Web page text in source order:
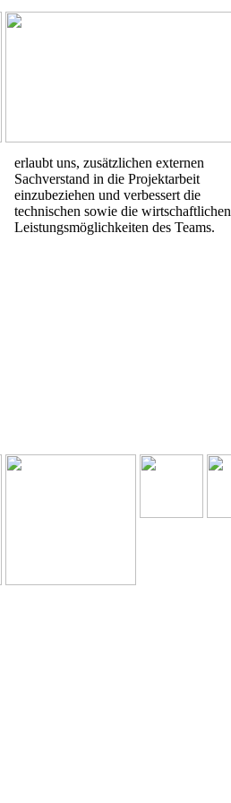
erlaubt uns, zusätzlichen externen
Sachverstand in die Projektarbeit
einzubeziehen und verbessert die
technischen sowie die wirtschaftlichen
Leistungsmöglichkeiten des Teams.